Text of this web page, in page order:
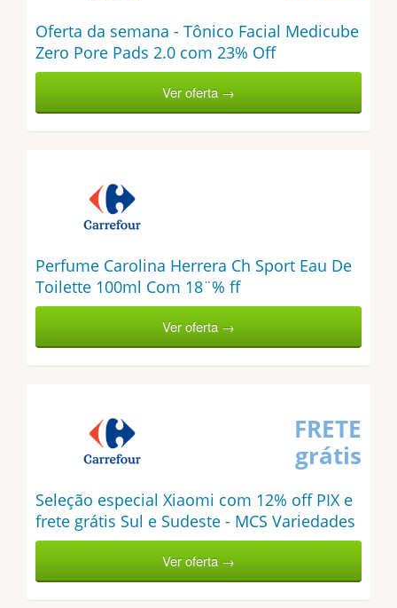
Oferta da semana - Tônico Facial Medicube
Zero Pore Pads 2.0 com 23% Off
Ver oferta →
Perfume Carolina Herrera Ch Sport Eau De
Toilette 100ml Com 18¨% ff
Ver oferta →
FRETE
grátis
Seleção especial Xiaomi com 12% off PIX e
frete grátis Sul e Sudeste - MCS Variedades
Ver oferta →